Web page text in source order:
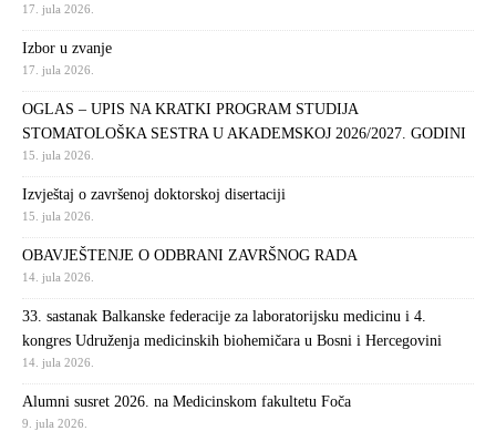
17. jula 2026.
Izbor u zvanje
17. jula 2026.
OGLAS – UPIS NA KRATKI PROGRAM STUDIJA
STOMATOLOŠKA SESTRA U AKADEMSKOJ 2026/2027. GODINI
15. jula 2026.
Izvještaj o završenoj doktorskoj disertaciji
15. jula 2026.
OBAVJEŠTENJE O ODBRANI ZAVRŠNOG RADA
14. jula 2026.
33. sastanak Balkanske federacije za laboratorijsku medicinu i 4.
kongres Udruženja medicinskih biohemičara u Bosni i Hercegovini
14. jula 2026.
Alumni susret 2026. na Medicinskom fakultetu Foča
9. jula 2026.